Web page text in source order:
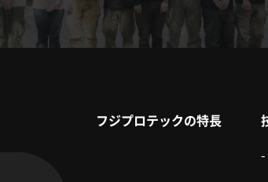
フジプロテックの特長
-